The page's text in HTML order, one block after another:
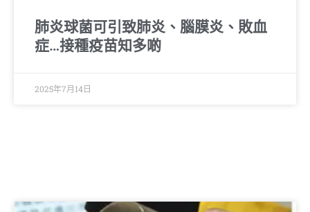
肺炎球菌可引致肺炎、腦膜炎、敗血
症…接種疫苗知多啲
2025年7月14日